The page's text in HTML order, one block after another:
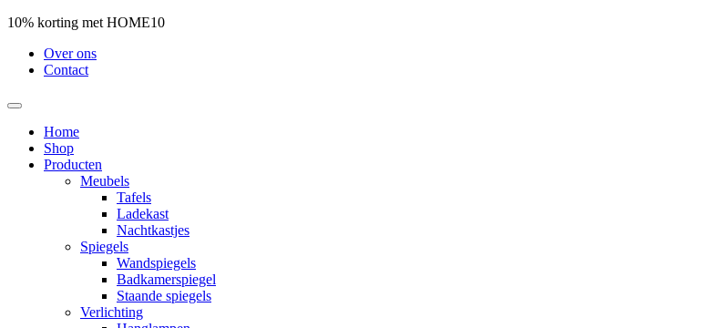
10% korting met HOME10
Over ons
Contact
Home
Shop
Producten
Meubels
Tafels
Ladekast
Nachtkastjes
Spiegels
Wandspiegels
Badkamerspiegel
Staande spiegels
Verlichting